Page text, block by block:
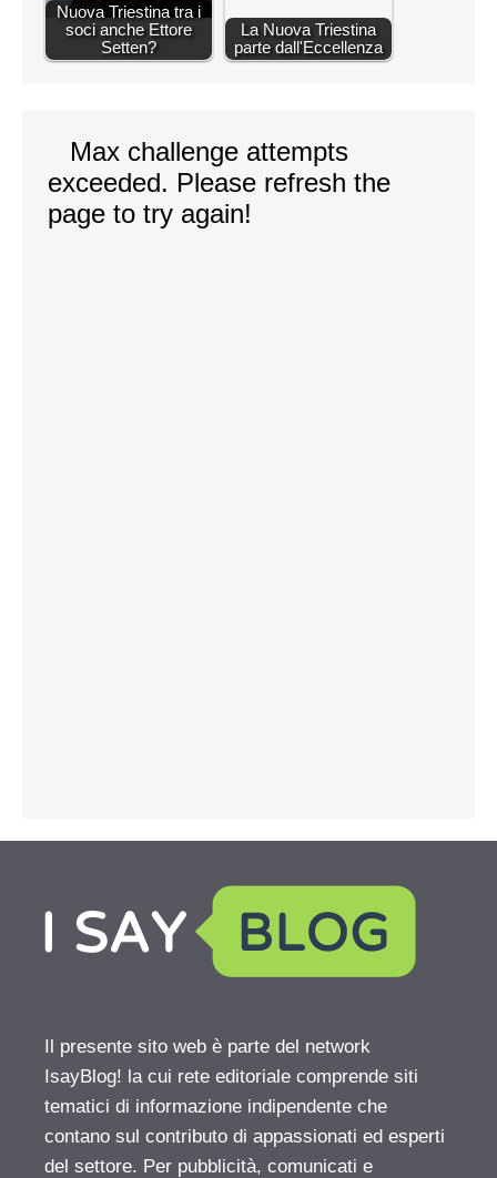
Nuova Triestina tra i
soci anche Ettore
Setten?
La Nuova Triestina
parte dall'Eccellenza
Il presente sito web è parte del network
IsayBlog! la cui rete editoriale comprende siti
tematici di informazione indipendente che
contano sul contributo di appassionati ed esperti
del settore. Per pubblicità, comunicati e